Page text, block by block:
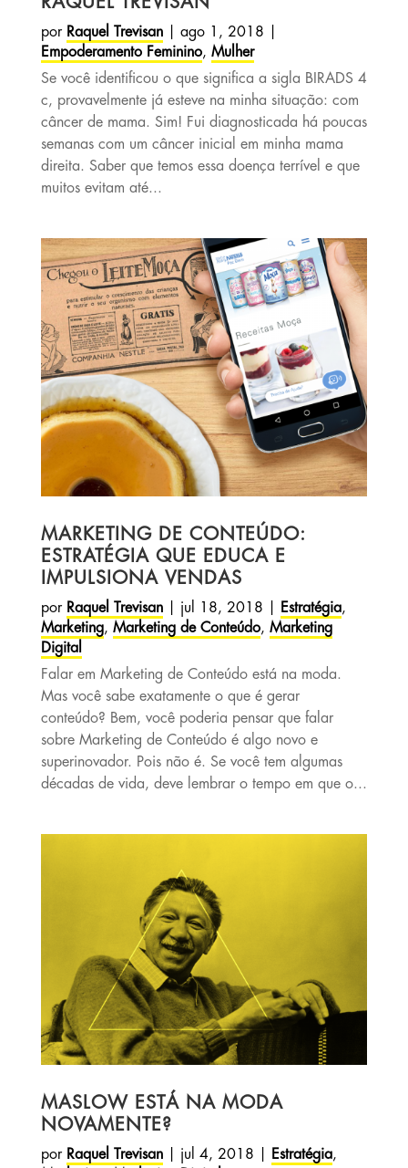
por Raquel Trevisan| ago 1, 2018
Empoderamento Feminino, Mulher
Se você identificou o que significa a sigla BIRADS 4
c, provavelmente já esteve na minha situação: com
câncer de mama. Sim! Fui diagnosticada há poucas
semanas com um câncer inicial em minha mama
direita. Saber que temos essa doença terrível e que
muitos evitam até...
MARKETING DE CONTEÚDO:
ESTRATÉGIA QUE EDUCA E
IMPULSIONA VENDAS
por Raquel Trevisan| jul 18, 2018 Estratégia,
Marketing, Marketing de Conteúdo, Marketing
Digital
Falar em Marketing de Conteúdo está na moda.
Mas você sabe exatamente o que é gerar
conteúdo? Bem, você poderia pensar que falar
sobre Marketing de Conteúdo é algo novo e
superinovador. Pois não é. Se você tem algumas
décadas de vida, deve lembrar o tempo em que o...
MASLOW ESTÁ NA MODA
NOVAMENTE?
por Raquel Trevisan| jul 4, 2018 Estratégia,